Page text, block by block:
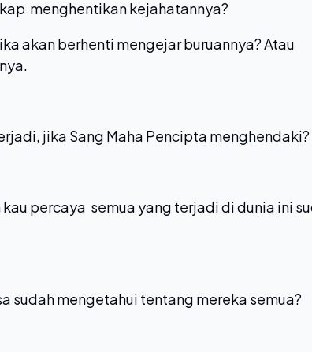
menghentikan kejahatannya?
akan berhenti mengejar buruannya? Atau
jika Sang Maha Pencipta menghendaki?
percaya semua yang terjadi di dunia ini
sudah mengetahui tentang mereka semua?